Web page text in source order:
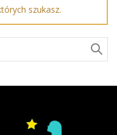
szukasz.